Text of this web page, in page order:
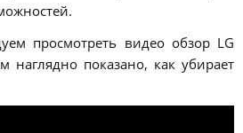
просмотреть видео обзор LG
наглядно показано, как убирает